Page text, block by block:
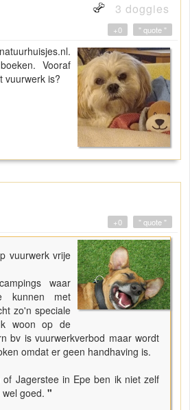
3 doggies
" quote "
+0
Vooraf
vuurwerk is?
" quote "
+0
vuurwerk vrije
waar
kunnen met
zo'n speciale
woon op de
bv is vuurwerkverbod maar wordt
omdat er geen handhaving is.
of Jagerstee in Epe ben ik niet zelf
goed. "